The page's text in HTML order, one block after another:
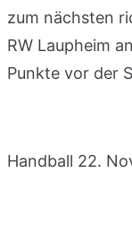
zum nächsten
RW Laupheim
Punkte vor der
Handball 22.